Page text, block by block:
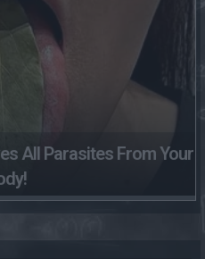
All Parasites From Your